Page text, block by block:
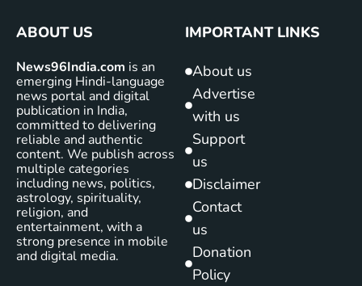
ABOUT US
News96India.com is an
emerging Hindi-language
news portal and digital
publication in India,
committed to delivering
reliable and authentic
content. We publish across
multiple categories
including news, politics,
astrology, spirituality,
religion, and
entertainment, with a
strong presence in mobile
and digital media.
IMPORTANT LINKS
About us
Advertise
with us
Support
us
Disclaimer
Contact
us
Donation
Policy